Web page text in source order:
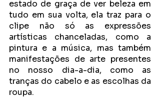
estado de graça de ver beleza em
tudo em sua volta, ela traz para o
clipe não só as expressões
artísticas chanceladas, como a
pintura e a música, mas também
manifestações de arte presentes
no nosso dia-a-dia, como as
tranças do cabelo e as escolhas da
roupa.